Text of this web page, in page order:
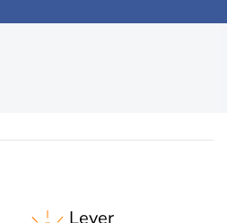
Lever